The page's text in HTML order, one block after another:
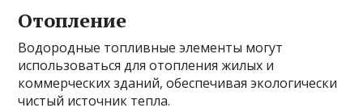
Отопление
Водородные топливные элементы могут
использоваться для отопления жилых и
коммерческих зданий, обеспечивая экологически
чистый источник тепла.